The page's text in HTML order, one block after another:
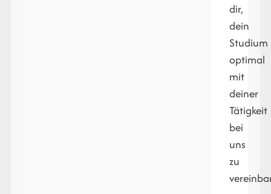
dir,
dein
Studium
optimal
mit
deiner
Tätigkeit
bei
uns
zu